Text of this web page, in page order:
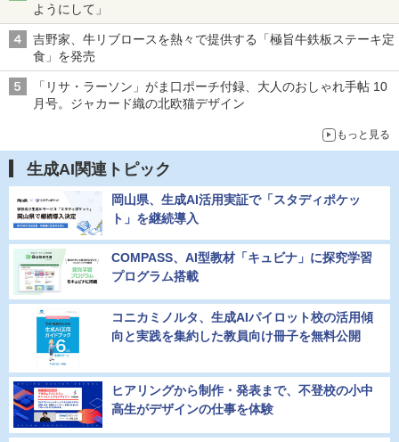
ようにして」
吉野家、牛リブロースを熱々で提供する「極旨牛鉄板ステーキ定
食」を発売
「リサ・ラーソン」がま口ポーチ付録、大人のおしゃれ手帖 10
月号。ジャカード織の北欧猫デザイン
もっと見る
生成AI関連トピック
岡山県、生成AI活用実証で「スタディポケッ
ト」を継続導入
COMPASS、AI型教材「キュビナ」に探究学習
プログラム搭載
コニカミノルタ、生成AIパイロット校の活用傾
向と実践を集約した教員向け冊子を無料公開
ヒアリングから制作・発表まで、不登校の小中
高生がデザインの仕事を体験